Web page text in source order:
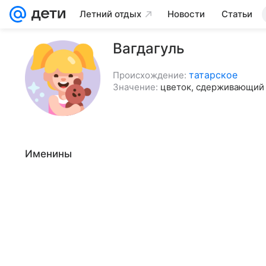
Летний отдых Новости Статьи
Вагдагуль
Происхождение: татарское
Значение: цветок,
Именины